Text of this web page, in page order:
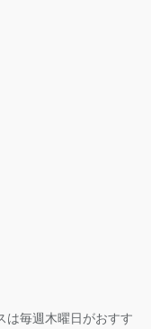
は毎週木曜日がおすす